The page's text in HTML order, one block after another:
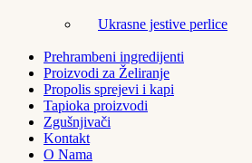
Ukrasne jestive perlice
Prehrambeni ingredijenti
Proizvodi za Želiranje
Propolis sprejevi i kapi
Tapioka proizvodi
Zgušnjivači
Kontakt
O Nama